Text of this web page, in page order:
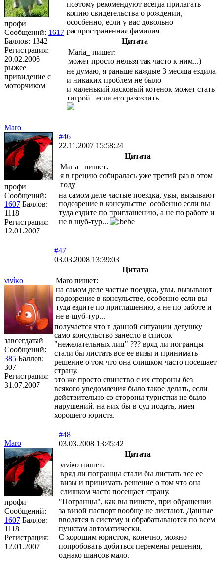
профи
Сообщений: 1617
Баллов: 1342
Регистрация:
20.02.2006
рыжее
привидение с
моторчиком
поэтому рекомендуют всегда прилагать
копию свидетельства о рождении,
ососбенно, если у вас довольно
распространенная фамилия
Цитата
Maria_ пишет:
может просто нельзя так часто к ним...)
не думаю, я раньше каждые 3 месяца ездила
и никаких проблем не было
и маленький ласковый котенок может стать
тигрой...если его разозлить
Maro
профи
Сообщений:
1607 Баллов:
1118
Регистрация:
12.01.2007
#46
22.11.2007 15:58:24
Цитата
Maria_ пишет:
я в грецию собиралась уже третий раз в этом
году
на самом деле частые поездка, увы, вызывают
подозрение в консульстве, особенно если вы
туда ездите по приглашению, а не по работе и
не в шуб-тур...
νινίκο
завсегдатай
Сообщений:
385 Баллов:
307
Регистрация:
31.07.2007
#47
03.03.2008 13:39:03
Цитата
Maro пишет:
на самом деле частые поездка, увы, вызывают
подозрение в консульстве, особенно если вы
туда ездите по приглашению, а не по работе и
не в шуб-тур...
получается что в данной ситуации девушку
само консульство занесло в список
"нежелательных лиц" ??? вряд ли погранцы
стали бы листать все ее визы и принимать
решение о том что она слишком часто посещает
страну.
это же просто свинство с их стороны без
всякого уведомления было такое делать, если
действительно со стороны туристки не было
нарушений. на них бы в суд подать, имея
хорошего юриста.
Maro
профи
Сообщений:
1607 Баллов:
1118
Регистрация:
12.01.2007
#48
03.03.2008 13:45:42
Цитата
νινίκο пишет:
вряд ли погранцы стали бы листать все ее
визы и принимать решение о том что она
слишком часто посещает страну.
"Погранцы", как вы пишете, при обращении
за визой паспорт вообще не листают. Данные
вводятся в систему и обрабатываются по всем
пунктам автоматически.
С хорошим юристом, конечно, можно
попробовать добиться перемены решения,
однако шансов мало.